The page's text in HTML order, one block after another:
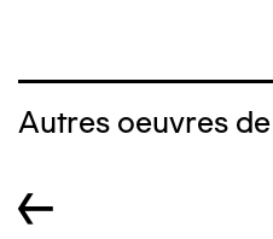
Autres oeuvres
←